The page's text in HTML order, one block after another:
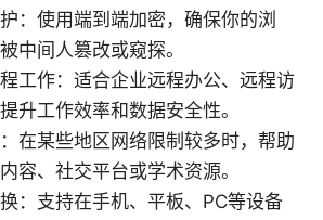
：使用端到端加密，确保你的浏
中间人篡改或窥探。
工作：适合企业远程办公、远程访
升工作效率和数据安全性。
在某些地区网络限制较多时，帮助
容、社交平台或学术资源。
：支持在手机、平板、PC等设备